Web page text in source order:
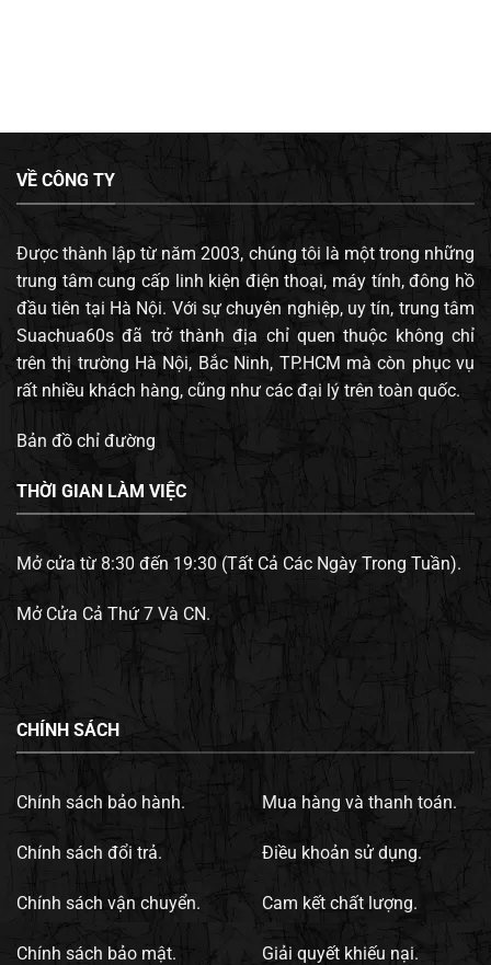
VỀ CÔNG TY
Được thành lập từ năm 2003, chúng tôi là một trong những
trung tâm cung cấp linh kiện điện thoại, máy tính, đông hồ
đầu tiên tại Hà Nội. Với sự chuyên nghiệp, uy tín, trung tâm
Suachua60s đã trở thành địa chỉ quen thuộc không chỉ
trên thị trường Hà Nội, Bắc Ninh, TP.HCM mà còn phục vụ
rất nhiều khách hàng, cũng như các đại lý trên toàn quốc.
Bản đồ chỉ đường
THỜI GIAN LÀM VIỆC
Mở cửa từ 8:30 đến 19:30 (Tất Cả Các Ngày Trong Tuần).
Mở Cửa Cả Thứ 7 Và CN.
CHÍNH SÁCH
Chính sách bảo hành.
Chính sách đổi trả.
Chính sách vận chuyển.
Chính sách bảo mật.
Mua hàng và thanh toán.
Điều khoản sử dụng.
Cam kết chất lượng.
Giải quyết khiếu nại.